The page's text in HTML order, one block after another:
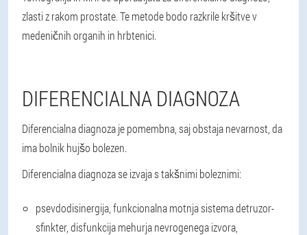
zlasti z rakom prostate. Te metode bodo razkrile kršitve v
medeničnih organih in hrbtenici.
DIFERENCIALNA DIAGNOZA
Diferencialna diagnoza je pomembna, saj obstaja nevarnost, da
ima bolnik hujšo bolezen.
Diferencialna diagnoza se izvaja s takšnimi boleznimi:
psevdodisinergija, funkcionalna motnja sistema detruzor-
sfinkter, disfunkcija mehurja nevrogenega izvora,